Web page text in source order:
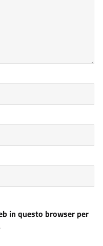
in questo browser per